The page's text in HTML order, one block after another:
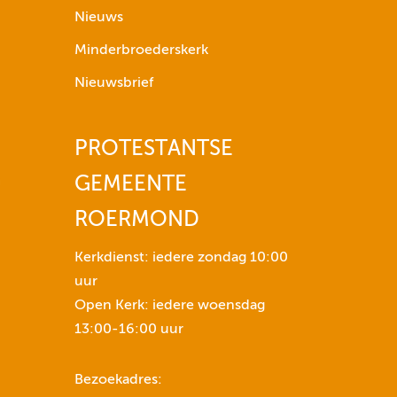
j
e
t
s
e
v
Nieuws
Minderbroederskerk
Nieuwsbrief
PROTESTANTSE
GEMEENTE
ROERMOND
Kerkdienst: iedere zondag 10:00
uur
Open Kerk: iedere woensdag
13:00-16:00 uur
Bezoekadres: